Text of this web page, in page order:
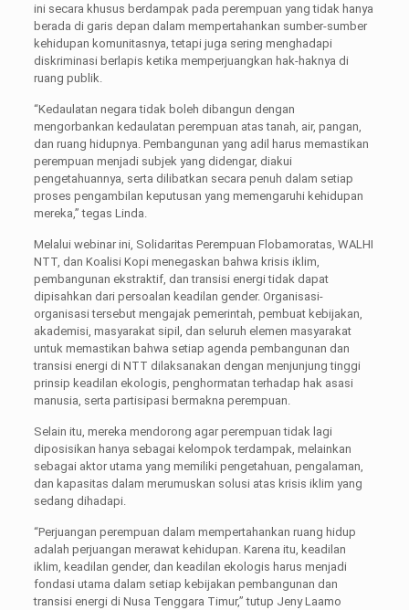
ini secara khusus berdampak pada perempuan yang tidak hanya
berada di garis depan dalam mempertahankan sumber-sumber
kehidupan komunitasnya, tetapi juga sering menghadapi
diskriminasi berlapis ketika memperjuangkan hak-haknya di
ruang publik.
“Kedaulatan negara tidak boleh dibangun dengan
mengorbankan kedaulatan perempuan atas tanah, air, pangan,
dan ruang hidupnya. Pembangunan yang adil harus memastikan
perempuan menjadi subjek yang didengar, diakui
pengetahuannya, serta dilibatkan secara penuh dalam setiap
proses pengambilan keputusan yang memengaruhi kehidupan
mereka,” tegas Linda.
Melalui webinar ini, Solidaritas Perempuan Flobamoratas, WALHI
NTT, dan Koalisi Kopi menegaskan bahwa krisis iklim,
pembangunan ekstraktif, dan transisi energi tidak dapat
dipisahkan dari persoalan keadilan gender. Organisasi-
organisasi tersebut mengajak pemerintah, pembuat kebijakan,
akademisi, masyarakat sipil, dan seluruh elemen masyarakat
untuk memastikan bahwa setiap agenda pembangunan dan
transisi energi di NTT dilaksanakan dengan menjunjung tinggi
prinsip keadilan ekologis, penghormatan terhadap hak asasi
manusia, serta partisipasi bermakna perempuan.
Selain itu, mereka mendorong agar perempuan tidak lagi
diposisikan hanya sebagai kelompok terdampak, melainkan
sebagai aktor utama yang memiliki pengetahuan, pengalaman,
dan kapasitas dalam merumuskan solusi atas krisis iklim yang
sedang dihadapi.
“Perjuangan perempuan dalam mempertahankan ruang hidup
adalah perjuangan merawat kehidupan. Karena itu, keadilan
iklim, keadilan gender, dan keadilan ekologis harus menjadi
fondasi utama dalam setiap kebijakan pembangunan dan
transisi energi di Nusa Tenggara Timur,” tutup Jeny Laamo